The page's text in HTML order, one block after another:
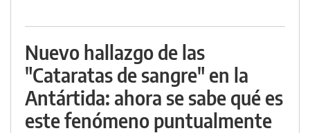
Nuevo hallazgo de las
"Cataratas de sangre" en la
Antártida: ahora se sabe qué es
este fenómeno puntualmente